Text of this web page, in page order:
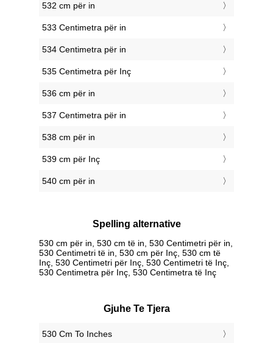
532 cm për in
533 Centimetra për in
534 Centimetra për in
535 Centimetra për Inç
536 cm për in
537 Centimetra për in
538 cm për in
539 cm për Inç
540 cm për in
Spelling alternative
530 cm për in, 530 cm të in, 530 Centimetri për in,
530 Centimetri të in, 530 cm për Inç, 530 cm të
Inç, 530 Centimetri për Inç, 530 Centimetri të Inç,
530 Centimetra për Inç, 530 Centimetra të Inç
Gjuhe Te Tjera
‎530 Cm To Inches